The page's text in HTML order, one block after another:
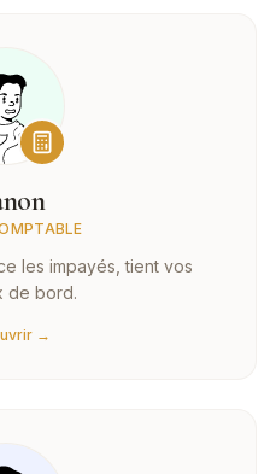
les impayés, tient vos
de bord.
→